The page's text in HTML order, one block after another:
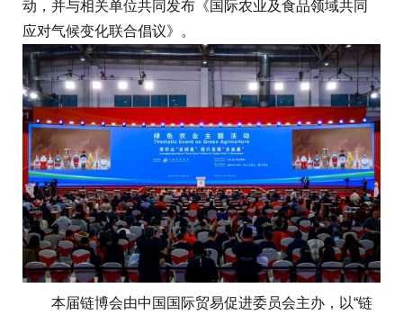
动，并与相关单位共同发布《国际农业及食品领域共同
应对气候变化联合倡议》。
本届链博会由中国国际贸易促进委员会主办，以“链